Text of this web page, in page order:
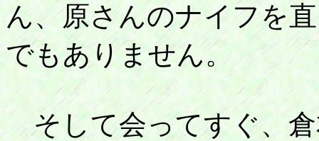
ん、原さんのナイフを
でもありません。
そして会ってすぐ、倉